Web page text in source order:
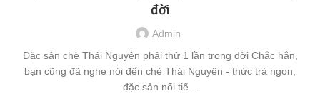
đời
Admin
Đặc sản chè Thái Nguyên phải thử 1 lần trong đời Chắc hẳn,
bạn cũng đã nghe nói đến chè Thái Nguyên - thức trà ngon,
đặc sản nổi tiế...